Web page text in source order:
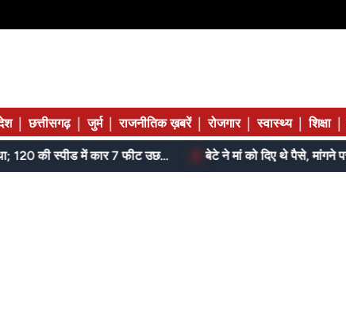
छत्तीसगढ़ जुर्म राजनीतिक ख़बरें रोजगार स्वास्थ्य शिक्षा
जेल में बंद भाई से मिलने जा रहा था; 120 की स्पीड में कार 7 फीट उछली, दम तोड़ने से पहले बोला- मुझे बचा लो...